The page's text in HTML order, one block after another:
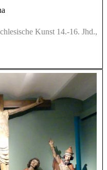
Kunst 14.-16. Jhd.,